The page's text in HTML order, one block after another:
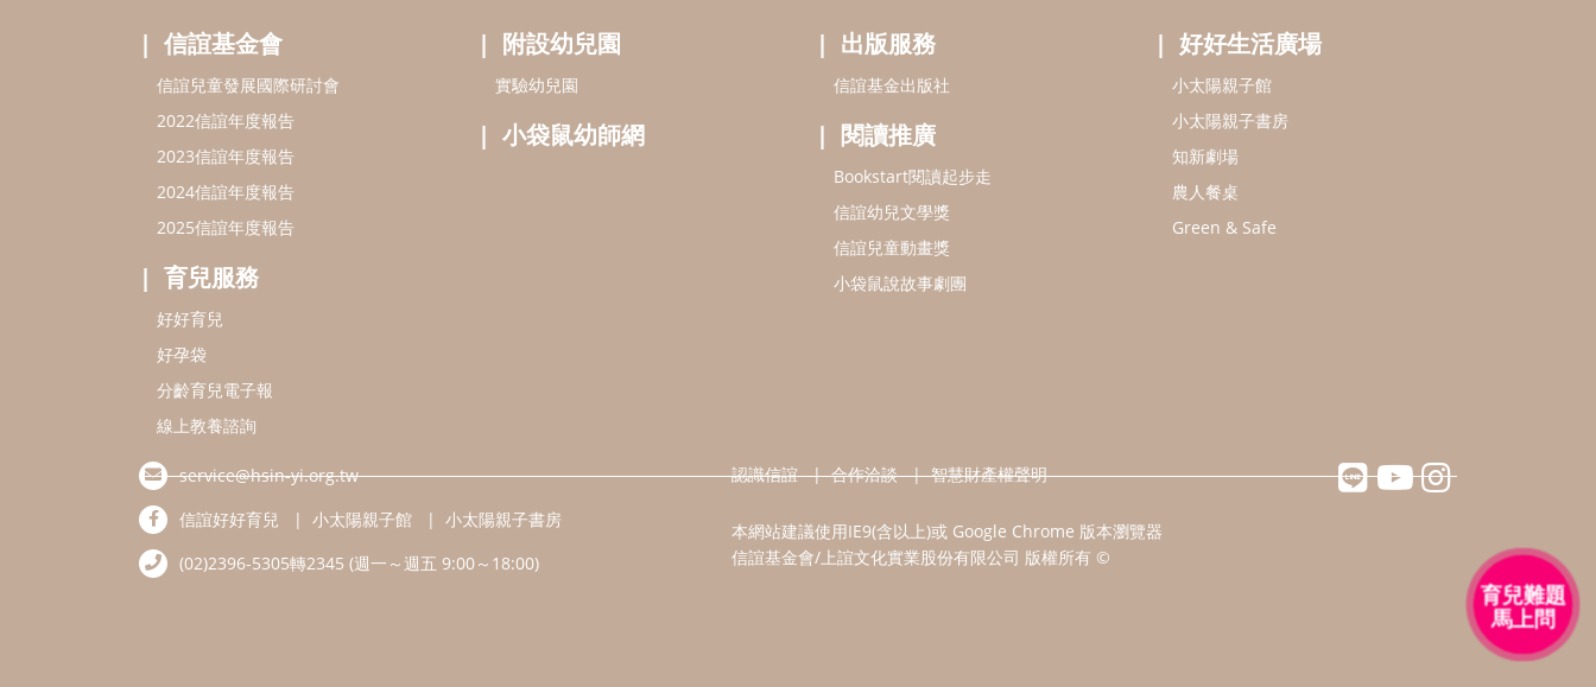
信誼基金會
信誼兒童發展國際研討會
2022信誼年度報告
2023信誼年度報告
2024信誼年度報告
2025信誼年度報告
育兒服務
好好育兒
好孕袋
分齡育兒電子報
線上教養諮詢
附設幼兒園
實驗幼兒園
小袋鼠幼師網
出版服務
信誼基金出版社
閱讀推廣
Bookstart閱讀起步走
信誼幼兒文學獎
信誼兒童動畫獎
小袋鼠說故事劇團
好好生活廣場
小太陽親子館
小太陽親子書房
知新劇場
農人餐桌
Green & Safe
service@hsin-yi.org.tw
信誼好好育兒
小太陽親子館
小太陽親子書房
(02)2396-5305轉2345 (週一～週五 9:00～18:00)
認識信誼 合作洽談 智慧財產權聲明
本網站建議使用IE9(含以上)或 Google Chrome 版本瀏覽器
信誼基金會/上誼文化實業股份有限公司 版權所有 ©
育兒難題
馬上問